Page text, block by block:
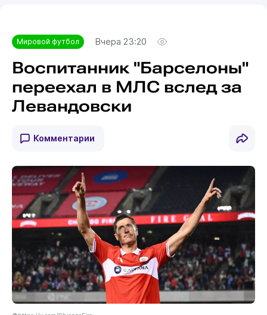
Мировой футбол Вчера 23:20
Воспитанник "Барселоны"
переехал в МЛС вслед за
Левандовски
Комментарии